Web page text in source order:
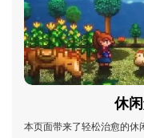
休
本页面带来了轻松治愈的休